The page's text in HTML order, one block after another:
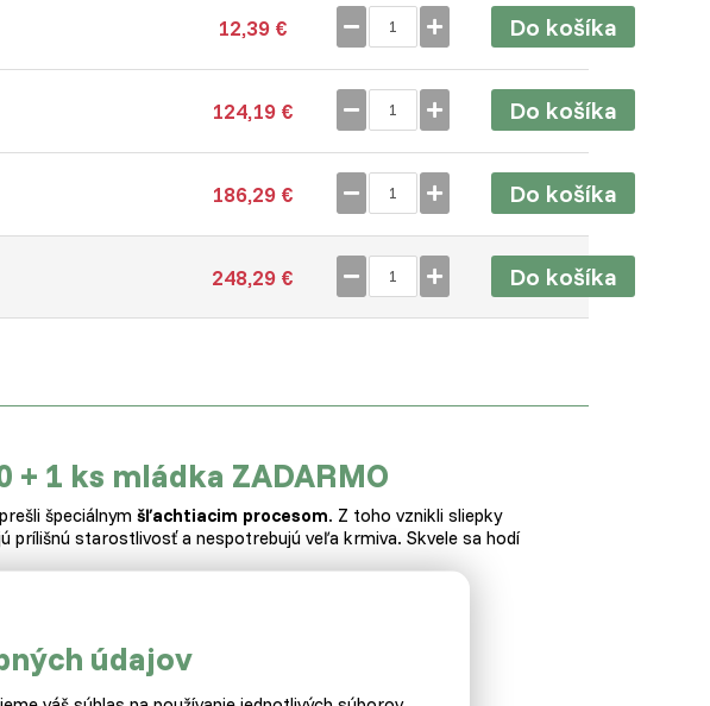
12,39 € Do košíka
124,19 € Do košíka
186,29 € Do košíka
248,29 € Do košíka
1 ks mládka ZADARMO
špeciálnym šľachtiacim procesom. Z toho vznikli sliepky
prílišnú starostlivosť a nespotrebujú veľa krmiva. Skvele sa hodí
patent na ich proces šľachtenia.
údajov